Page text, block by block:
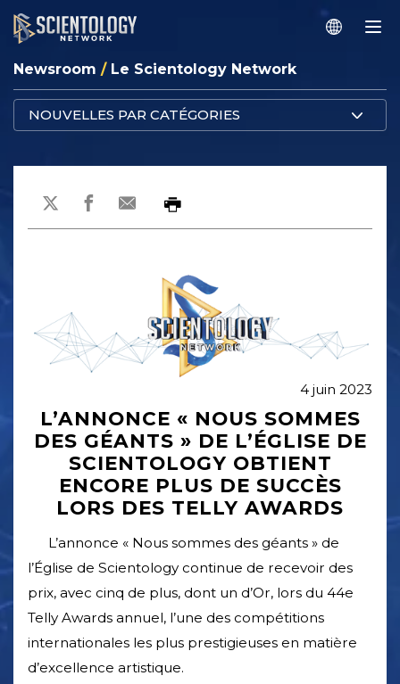
Newsroom / Le Scientology Network
NOUVELLES PAR CATÉGORIES
4 juin 2023
L’ANNONCE « NOUS SOMMES
DES GÉANTS » DE L’ÉGLISE DE
SCIENTOLOGY OBTIENT
ENCORE PLUS DE SUCCÈS
LORS DES TELLY AWARDS
L’annonce « Nous sommes des géants » de
l’Église de Scientology continue de recevoir des
prix, avec cinq de plus, dont un d’Or, lors du 44e
Telly Awards annuel, l’une des compétitions
internationales les plus prestigieuses en matière
d’excellence artistique.